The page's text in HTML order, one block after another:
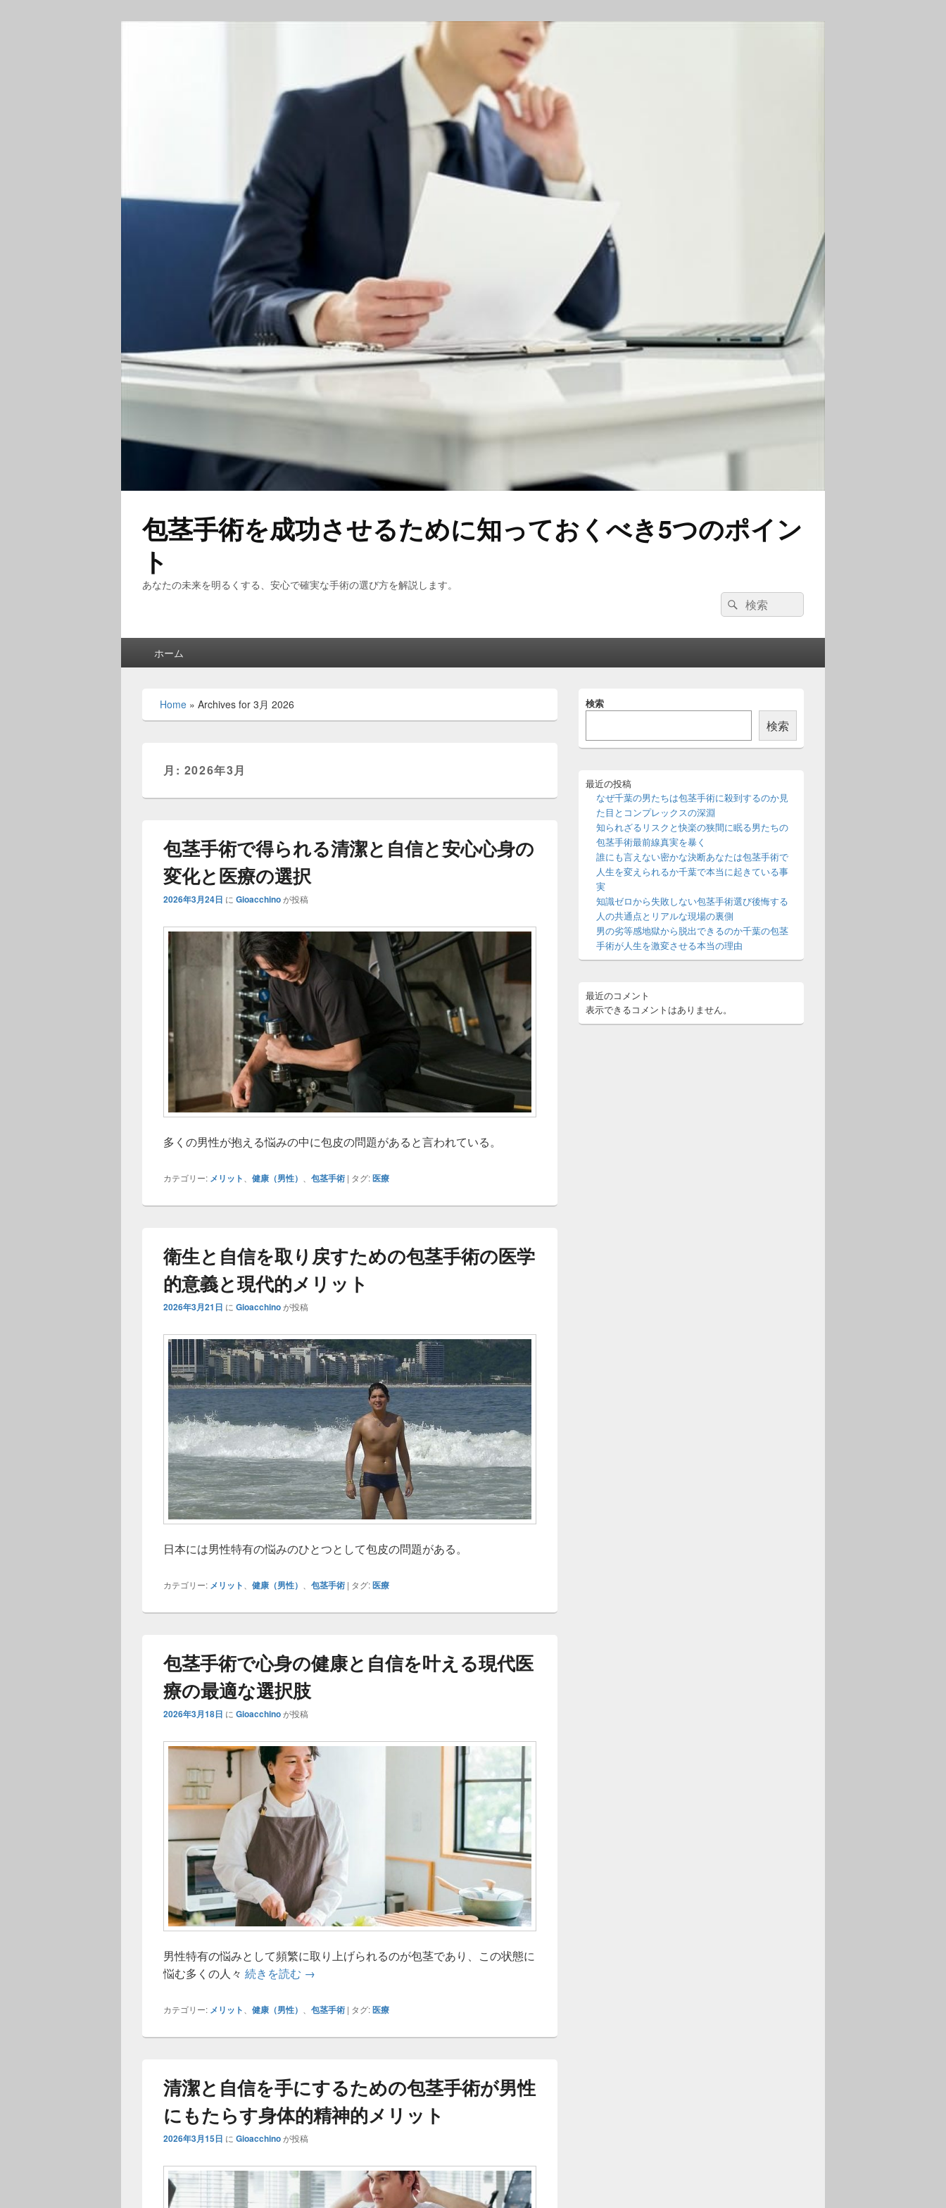
包茎手術を成功させるために知っておくべき5つのポイン
ト
あなたの未来を明るくする、安心で確実な手術の選び方を解説します。
検
索:
検
索
ホーム
Home » Archives for 3月 2026
月: 2026年3月
包茎手術で得られる清潔と自信と安心心身の
変化と医療の選択
2026年3月24日 に Gioacchinoが投稿
多くの男性が抱える悩みの中に包皮の問題があると言われている。
カテゴリー: メリット 健康（男性） 包茎手術 | タグ:医療
衛生と自信を取り戻すための包茎手術の医学
的意義と現代的メリット
2026年3月21日 に Gioacchinoが投稿
日本には男性特有の悩みのひとつとして包皮の問題がある。
カテゴリー: メリット 健康（男性） 包茎手術 | タグ:医療
包茎手術で心身の健康と自信を叶える現代医
療の最適な選択肢
2026年3月18日 に Gioacchinoが投稿
男性特有の悩みとして頻繁に取り上げられるのが包茎であり、この状態に
悩む多くの人々 続きを読む 包茎手術で心身の健康と自信を叶える現代医療の最適な選択肢
→
カテゴリー: メリット 健康（男性） 包茎手術 | タグ:医療
清潔と自信を手にするための包茎手術が男性
にもたらす身体的精神的メリット
2026年3月15日 に Gioacchinoが投稿
イ
イ
ー
検索
検索
最近の投稿
なぜ千葉の男たちは包茎手術に殺到するのか見
た目とコンプレックスの深淵
知られざるリスクと快楽の狭間に眠る男たちの
包茎手術最前線真実を暴く
誰にも言えない密かな決断あなたは包茎手術で
人生を変えられるか千葉で本当に起きている事
実
知識ゼロから失敗しない包茎手術選び後悔する
人の共通点とリアルな現場の裏側
男の劣等感地獄から脱出できるのか千葉の包茎
手術が人生を激変させる本当の理由
最近のコメント
表示できるコメントはありません。